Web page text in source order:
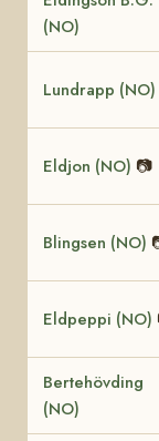
(NO)
Lundrapp (NO)
Eldjon (NO) 📷
Blingsen (NO)
Eldpeppi (NO)
Bertehövding
(NO)